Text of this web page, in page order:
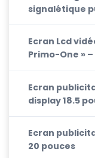
signalétique
Ecran Lcd
Primo-One » –
Ecran
display 18.5
Ecran
20 pouces